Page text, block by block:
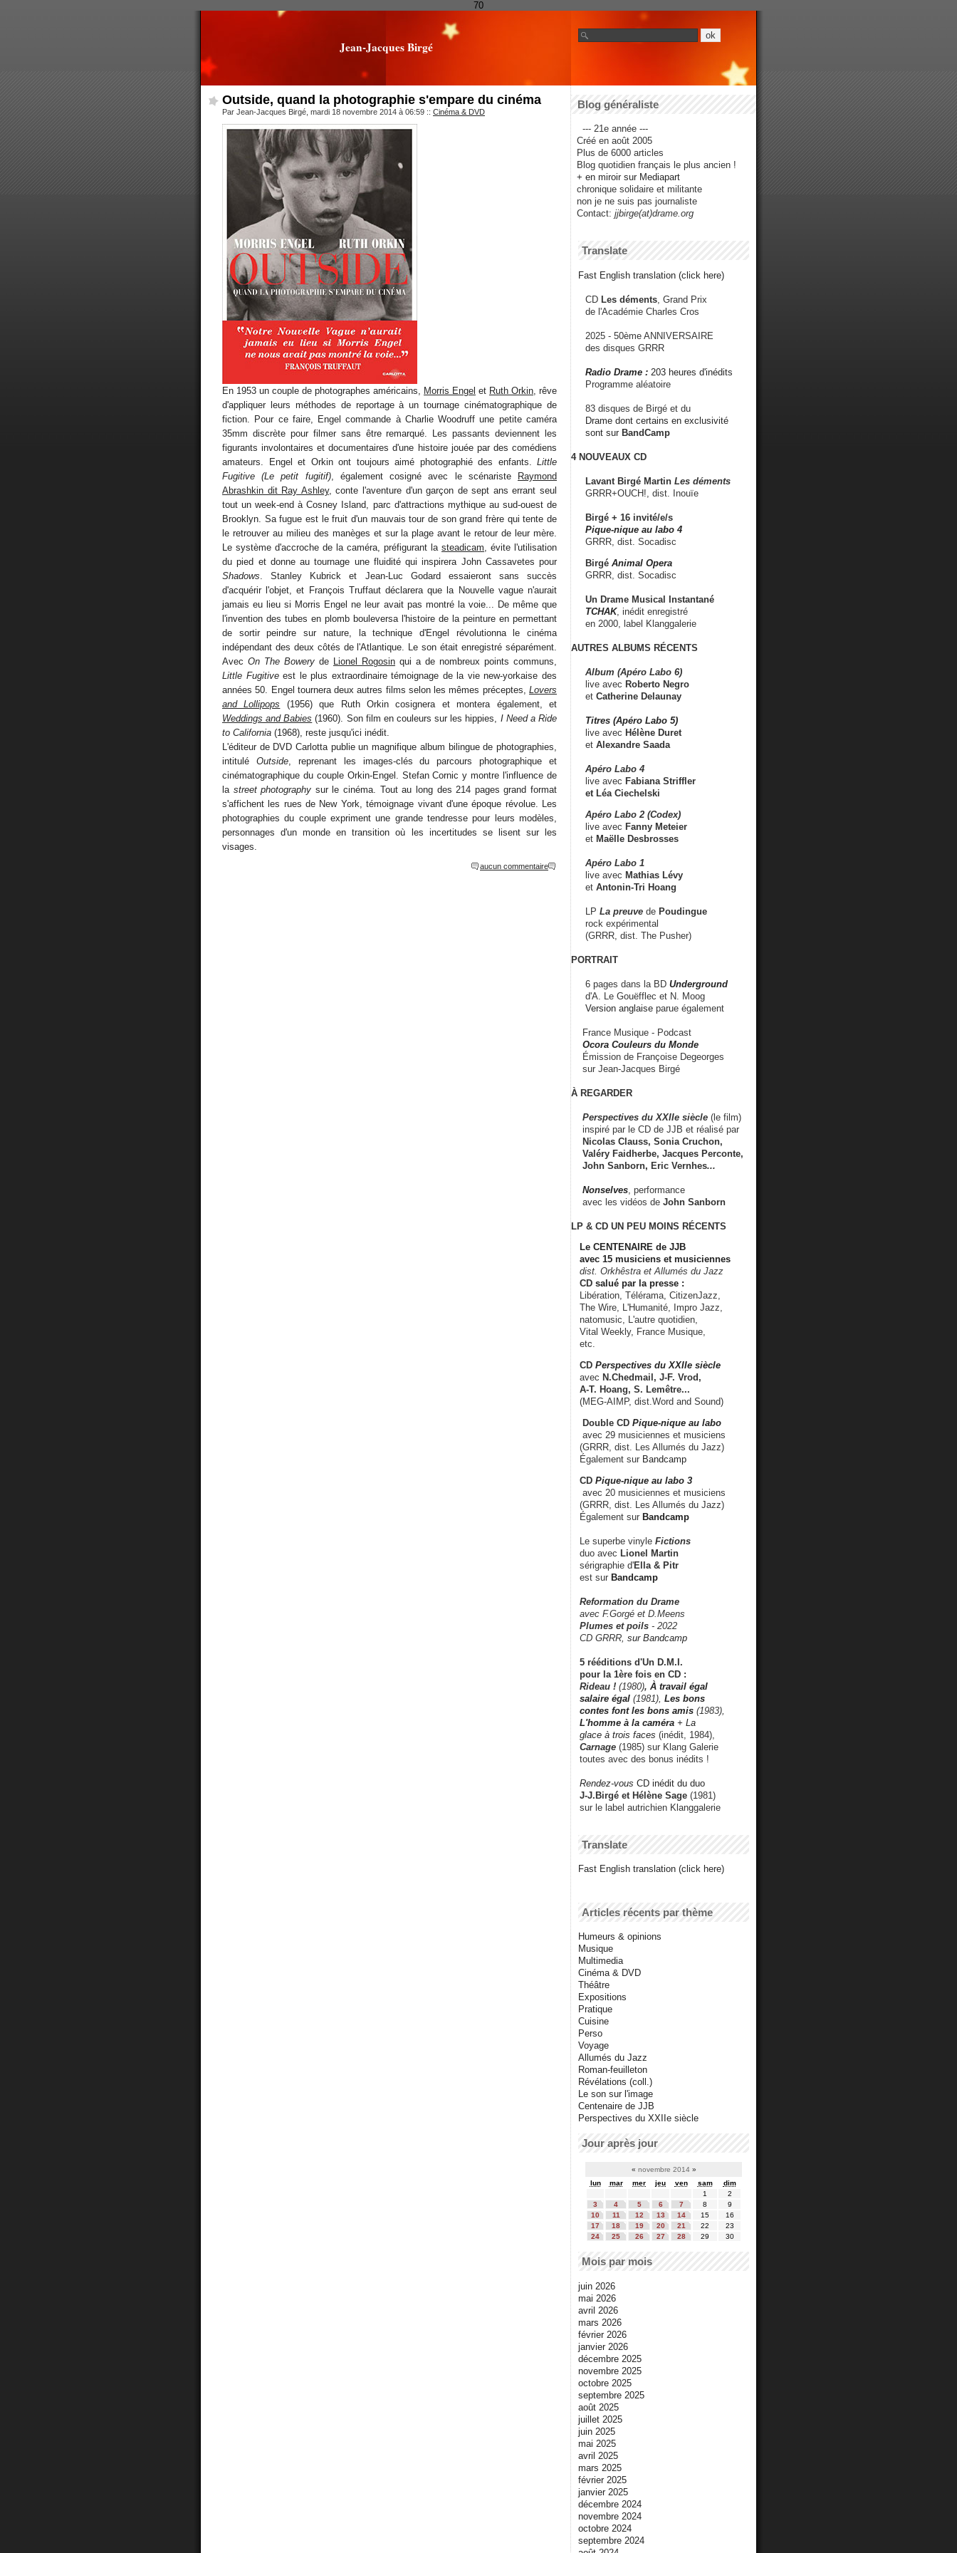
70
Jean-Jacques Birgé
Outside, quand la photographie s'empare du cinéma
Par Jean-Jacques Birgé, mardi 18 novembre 2014 à 06:59 :: Cinéma & DVD
En 1953 un couple de photographes américains, Morris Engel et Ruth Orkin , rêve
d'appliquer leurs méthodes de reportage à un tournage cinématographique de
fiction. Pour ce faire, Engel commande à Charlie Woodruff une petite caméra
35mm discrète pour filmer sans être remarqué. Les passants deviennent les
figurants involontaires et documentaires d'une histoire jouée par des comédiens
amateurs. Engel et Orkin ont toujours aimé photographié des enfants. Little
Fugitive (Le petit fugitif), également cosigné avec le scénariste
Raymond
Abrashkin dit Ray Ashley, conte l'aventure d'un garçon de sept ans errant seul
tout un week-end à Cosney Island, parc d'attractions mythique au sud-ouest de
Brooklyn. Sa fugue est le fruit d'un mauvais tour de son grand frère qui tente de
le retrouver au milieu des manèges et sur la plage avant le retour de leur mère.
Le système d'accroche de la caméra, préfigurant la steadicam , évite l'utilisation
du pied et donne au tournage une fluidité qui inspirera John Cassavetes pour
Shadows . Stanley Kubrick et Jean-Luc Godard essaieront sans succès
d'acquérir l'objet, et François Truffaut déclarera que la Nouvelle vague n'aurait
jamais eu lieu si Morris Engel ne leur avait pas montré la voie... De même que
l'invention des tubes en plomb bouleversa l'histoire de la peinture en permettant
de sortir peindre sur nature, la technique d'Engel révolutionna le cinéma
indépendant des deux côtés de l'Atlantique. Le son était enregistré séparément.
Avec On The Bowery de Lionel Rogosin qui a de nombreux points communs,
Little Fugitiveest le plus extraordinaire témoignage de la vie new-yorkaise des
années 50. Engel tournera deux autres films selon les mêmes préceptes, Lovers
and Lollipops (1956) que Ruth Orkin cosignera et montera également, et
Weddings and Babies (1960). Son film en couleurs sur les hippies, I Need a Ride
to California (1968), reste jusqu'ici inédit.
L'éditeur de DVD Carlotta publie un magnifique album bilingue de photographies,
intitulé Outside, reprenant les images-clés du parcours photographique et
cinématographique du couple Orkin-Engel. Stefan Cornic y montre l'influence de
la street photography sur le cinéma. Tout au long des 214 pages grand format
s'affichent les rues de New York, témoignage vivant d'une époque révolue. Les
photographies du couple expriment une grande tendresse pour leurs modèles,
personnages d'un monde en transition où les incertitudes se lisent sur les
visages.
aucun commentaire
Blog généraliste
--- 21e année ---
Créé en août 2005
Plus de 6000 articles
Blog quotidien français le plus ancien !
+ en miroir sur Mediapart
chronique solidaire et militante
non je ne suis pas journaliste
Contact: jjbirge(at)drame.org
Translate
Fast English translation (click here)
CD Les déments , Grand Prix
de l'Académie Charles Cros
2025 - 50ème ANNIVERSAIRE
des disques GRRR
Radio Drame : 203 heures d'inédits
Programme aléatoire
83 disques de Birgé et du
Drame dont certains en exclusivité
sont sur BandCamp
4 NOUVEAUX CD
Lavant Birgé Martin Les déments
GRRR+OUCH!, dist. Inouïe
Birgé + 16 invité/e/s
Pique-nique au labo 4
GRRR, dist. Socadisc
Birgé Animal Opera
GRRR, dist. Socadisc
Un Drame Musical Instantané
TCHAK, inédit enregistré
en 2000, label Klanggalerie
AUTRES ALBUMS RÉCENTS
Album (Apéro Labo 6)
live avec Roberto Negro
et Catherine Delaunay
Titres (Apéro Labo 5)
live avec Hélène Duret
et Alexandre Saada
Apéro Labo 4
live avec Fabiana Striffler
et Léa Ciechelski
Apéro Labo 2 (Codex)
live avec Fanny Meteier
et Maëlle Desbrosses
Apéro Labo 1
live avec Mathias Lévy
et Antonin-Tri Hoang
LP La preuve de Poudingue
rock expérimental
(GRRR, dist. The Pusher)
PORTRAIT
6 pages dans la BD Underground
d'A. Le Gouëfflec et N. Moog
Version anglaise parue également
France Musique - Podcast
Ocora Couleurs du Monde
Émission de Françoise Degeorges
sur Jean-Jacques Birgé
À REGARDER
Perspectives du XXIIe siècle (le film)
inspiré par le CD de JJB et réalisé par
Nicolas Clauss, Sonia Cruchon,
Valéry Faidherbe, Jacques Perconte,
John Sanborn, Eric Vernhes...
Nonselves , performance
avec les vidéos de John Sanborn
LP & CD UN PEU MOINS RÉCENTS
Le CENTENAIRE de JJB
avec 15 musiciens et musiciennes
dist. Orkhêstra et Allumés du Jazz
CD salué par la presse :
Libération, Télérama, CitizenJazz,
The Wire, L'Humanité, Impro Jazz,
natomusic, L'autre quotidien,
Vital Weekly, France Musique,
etc.
CD Perspectives du XXIIe siècle
avec N.Chedmail, J-F. Vrod,
A-T. Hoang, S. Lemêtre...
(MEG-AIMP, dist.Word and Sound)
Double CD Pique-nique au labo
avec 29 musiciennes et musiciens
(GRRR, dist. Les Allumés du Jazz)
Également sur Bandcamp
CD Pique-nique au labo 3
avec 20 musiciennes et musiciens
(GRRR, dist. Les Allumés du Jazz)
Également sur Bandcamp
Le superbe vinyle Fictions
duo avec Lionel Martin
sérigraphie d'Ella & Pitr
est sur Bandcamp
Reformation du Drame
avec F.Gorgé et D.Meens
Plumes et poils - 2022
CD GRRR, sur Bandcamp
5 rééditions d'Un D.M.I.
pour la 1ère fois en CD :
Rideau ! (1980), À travail égal
salaire égal (1981), Les bons
contes font les bons amis (1983),
L'homme à la caméra + La
glace à trois faces (inédit, 1984),
Carnage (1985) sur Klang Galerie
toutes avec des bonus inédits !
Rendez-vous CD inédit du duo
J-J.Birgé et Hélène Sage (1981)
sur le label autrichien Klanggalerie
Translate
Fast English translation (click here)
Articles récents par thème
Humeurs & opinions
Musique
Multimedia
Cinéma & DVD
Théâtre
Expositions
Pratique
Cuisine
Perso
Voyage
Allumés du Jazz
Roman-feuilleton
Révélations (coll.)
Le son sur l'image
Centenaire de JJB
Perspectives du XXIIe siècle
Jour après jour
« novembre 2014 »
lun
mar mer jeu ven sam
dim
1
2
3
4 5 6 7 8
9
10
11 12 13 14 15
16
17
18 19 20 21 22
23
24
25 26 27 28 29 30
Mois par mois
juin 2026
mai 2026
avril 2026
mars 2026
février 2026
janvier 2026
décembre 2025
novembre 2025
octobre 2025
septembre 2025
août 2025
juillet 2025
juin 2025
mai 2025
avril 2025
mars 2025
février 2025
janvier 2025
décembre 2024
novembre 2024
octobre 2024
septembre 2024